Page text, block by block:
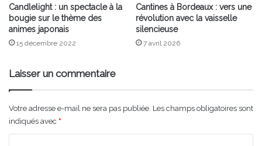
Candlelight : un spectacle à la
bougie sur le thème des
animes japonais
15 décembre 2022
Cantines à Bordeaux : vers une
révolution avec la vaisselle
silencieuse
7 avril 2026
Laisser un commentaire
Votre adresse e-mail ne sera pas publiée. Les champs obligatoires sont
indiqués avec *